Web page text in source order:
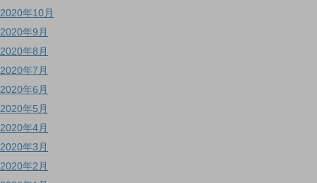
2020年10月
2020年9月
2020年8月
2020年7月
2020年6月
2020年5月
2020年4月
2020年3月
2020年2月